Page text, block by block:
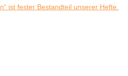
ist fester Bestandteil unserer Hefte.